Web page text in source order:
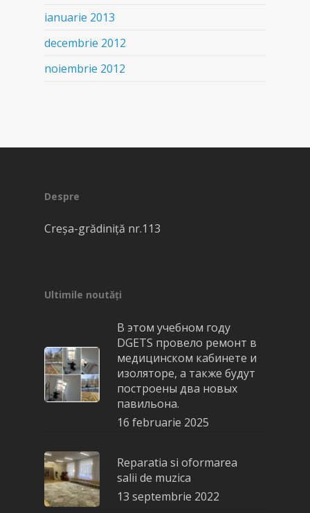
ianuarie 2013
decembrie 2012
noiembrie 2012
Despre
Creşa-grădiniţă nr.113
Ultimile noutăți
В этом учебном году
DGETS провело ремонт в
медицинском кабинете и
изоляторе, а также будут
построены два новых
павильона.
16 februarie 2025
Reparatia si oformarea
salii de muzica
13 septembrie 2022